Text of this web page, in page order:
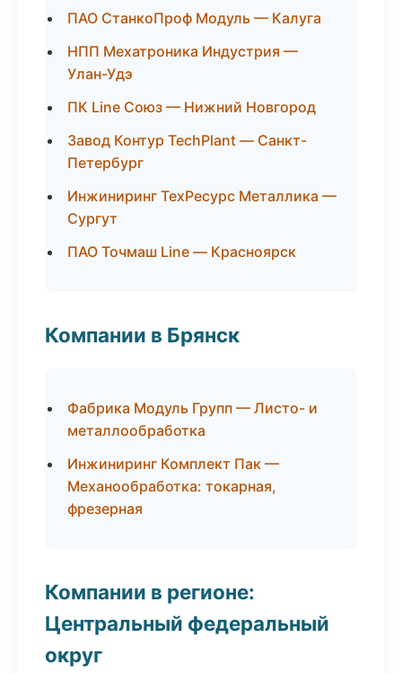
ПАО СтанкоПроф Модуль — Калуга
НПП Мехатроника Индустрия —
Улан-Удэ
ПК Line Союз — Нижний Новгород
Завод Контур TechPlant — Санкт-
Петербург
Инжиниринг ТехРесурс Металлика —
Сургут
ПАО Точмаш Line — Красноярск
Компании в Брянск
Фабрика Модуль Групп — Листо- и
металлообработка
Инжиниринг Комплект Пак —
Механообработка: токарная,
фрезерная
Компании в регионе:
Центральный федеральный
округ